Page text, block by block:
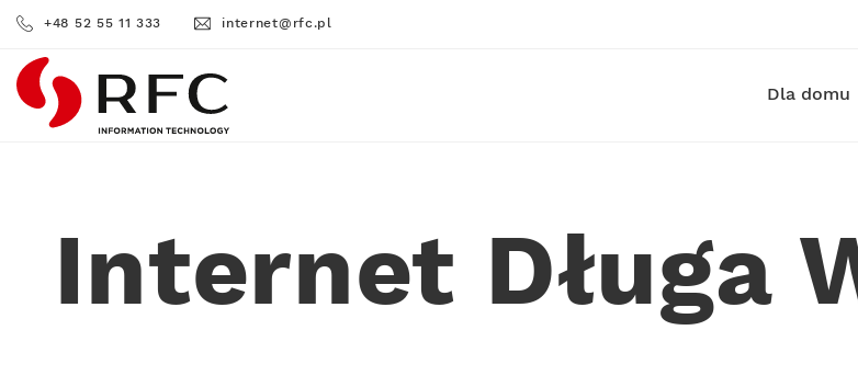
+48 52 55 11 333 internet@rfc.pl
RFC Dla domu
Internet Długa